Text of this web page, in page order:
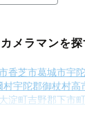
メラマンを探
香芝市葛城市宇
村宇陀郡御杖村高
淀町吉野郡下市町